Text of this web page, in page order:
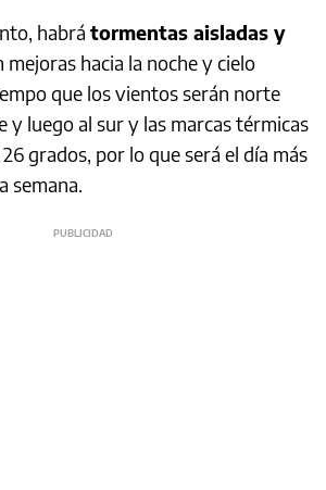
habrá tormentas aisladas y
mejoras hacia la noche y cielo
que los vientos serán norte
y luego al sur y las marcas térmicas
26 grados, por lo que será el día más
semana.